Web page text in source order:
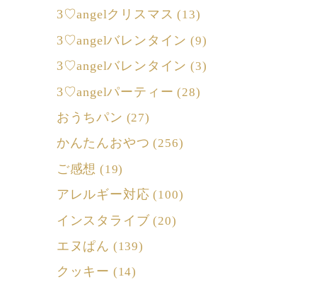
3♡angelクリスマス (13)
3♡angelバレンタイン (9)
3♡angelバレンタイン (3)
3♡angelパーティー (28)
おうちパン (27)
かんたんおやつ (256)
ご感想 (19)
アレルギー対応 (100)
インスタライブ (20)
エヌぱん (139)
クッキー (14)